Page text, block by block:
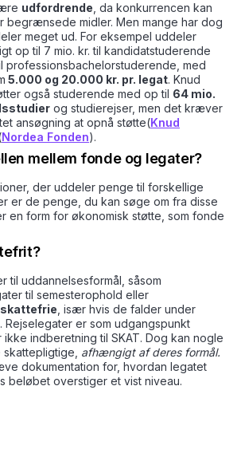
udfordrende , da konkurrencen kan
midler. Men mange har dog
meget ud. For eksempel uddeler
op til 7 mio. kr. til kandidatstuderende
professionsbachelorstuderende, med
5.000 og 20.000 kr. pr. legat. Knud
også studerende med op til 64 mio.
og studierejser, men det kræver
ansøgning at opnå støtte​(Knud
Nordea Fonden).
mellem fonde og legater?
der uddeler penge til forskellige
er de penge, du kan søge om fra disse
en form for økonomisk støtte, som fonde
til uddannelsesformål, såsom
til semesterophold eller
, især hvis de falder under
Rejselegater er som udgangspunkt
indberetning til SKAT. Dog kan nogle
afhængigt af deres formål.
dokumentation for, hvordan legatet
beløbet overstiger et vist niveau.